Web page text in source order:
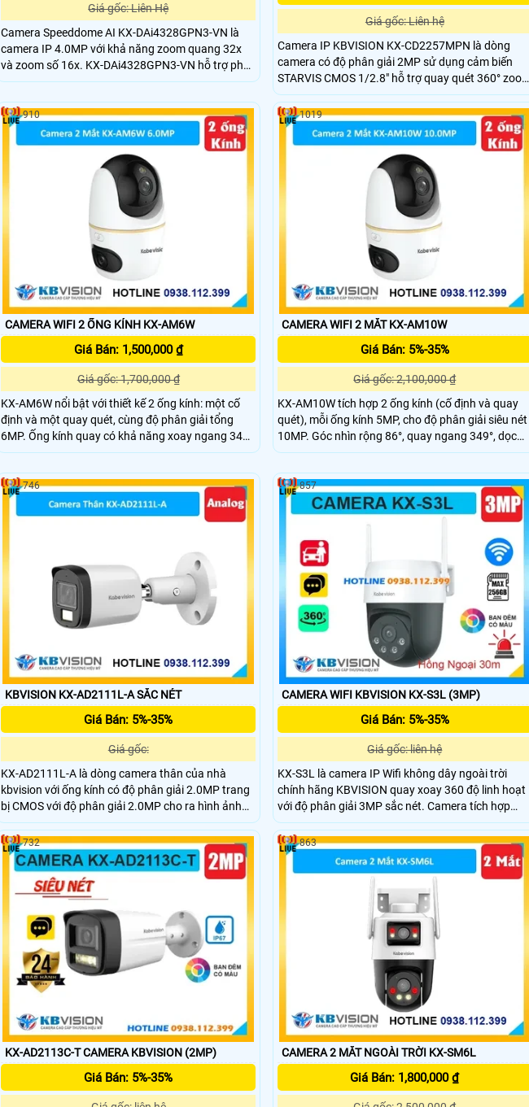
Giá gốc: Liên Hệ
Camera Speeddome AI KX-DAi4328GPN3-VN là
camera IP 4.0MP với khả năng zoom quang 32x
và zoom số 16x. KX-DAi4328GPN3-VN hỗ trợ phát
hiện khuôn mặt, nhận dạng người và xe (SMD 4.0),
ngoại tầm xa 150m và chuẩn bảo vệ IP67 và IK10.
Giá gốc: Liên hệ
Camera IP KBVISION KX-CD2257MPN là dòng
camera có độ phân giải 2MP sử dụng cảm biến
STARVIS CMOS 1/2.8" hỗ trợ quay quét 360°
quang 25X và công nghệ Starlight cho hình ảnh
sắc nét trong điều kiện ánh sáng cực thấp. Tích
hợp AI thông minh hồng ngoại 100m và đèn LED
màu 50m.
CAMERA WIFI 2 ỐNG KÍNH KX-AM6W
Giá Bán: 1,500,000 ₫
Giá gốc: 1,700,000 ₫
KX-AM6W nổi bật với thiết kế 2 ống kính: một cố
định và một quay quét, cùng độ phân giải tổng
6MP. Ống kính quay có khả năng xoay ngang 349°,
dọc -5~90°, tích hợp hồng ngoại và LED sáng ấm
dàng qua ứng dụng KBView Plus.
910
CAMERA WIFI 2 MẮT KX-AM10W
Giá Bán: 5%-35%
Giá gốc: 2,100,000 ₫
KX-AM10W tích hợp 2 ống kính (cố định và quay
quét), mỗi ống kính 5MP, cho độ phân giải siêu nét
10MP. Góc nhìn rộng 86°, quay ngang 349°, dọc
-5~90°, kết hợp hồng ngoại và LED sáng ấm giúp
tiếp dễ dàng qua ứng dụng KBView Plus.
1019
KBVISION KX-AD2111L-A SẮC NÉT
Giá Bán: 5%-35%
Giá gốc:
KX-AD2111L-A là dòng camera thân của nhà
kbvision với ống kính có độ phân giải 2.0MP trang
bị CMOS với độ phân giải 2.0MP cho ra hình ảnh
sắc nét, trang bị đèn LeD giúp nhìn có màu vào
ban đêm với khoảng cách lên đến 20m, trang bị
micro giúp thu âm trực tiếp
746
CAMERA WIFI KBVISION KX-S3L (3MP)
Giá Bán: 5%-35%
Giá gốc: liên hệ
KX-S3L là camera IP Wifi không dây ngoài trời
chính hãng KBVISION quay xoay 360 độ linh hoạt
với độ phân giải 3MP sắc nét. Camera tích hợp
hồng ngoại 30m, công nghệ ánh sáng kép Full
Color, đàm thoại 2 chiều và khe cắm thẻ nhớ lên
đến 256GB. Ngoài ra, camera còn có khả năng
phân biệt người và xe, tích hợp báo động thông
minh, đạt chuẩn IP66 chống nước, hoạt động bền
857
KX-AD2113C-T CAMERA KBVISION (2MP)
Giá Bán: 5%-35%
732
CAMERA 2 MẮT NGOÀI TRỜI KX-SM6L
Giá Bán: 1,800,000 ₫
863